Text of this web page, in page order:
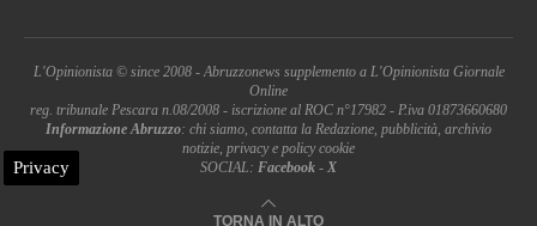
L'Opinionista © since 2008 - Abruzzonews supplemento a L'Opinionista Giornale
Online
reg. tribunale Pescara n.08/2008 - iscrizione al ROC n°17982 - P.iva 01873660680
Informazione Abruzzo: chi siamo, contatta la Redazione, pubblicità, archivio
notizie, privacy e policy cookie
SOCIAL: Facebook - X
Privacy
TORNA IN ALTO